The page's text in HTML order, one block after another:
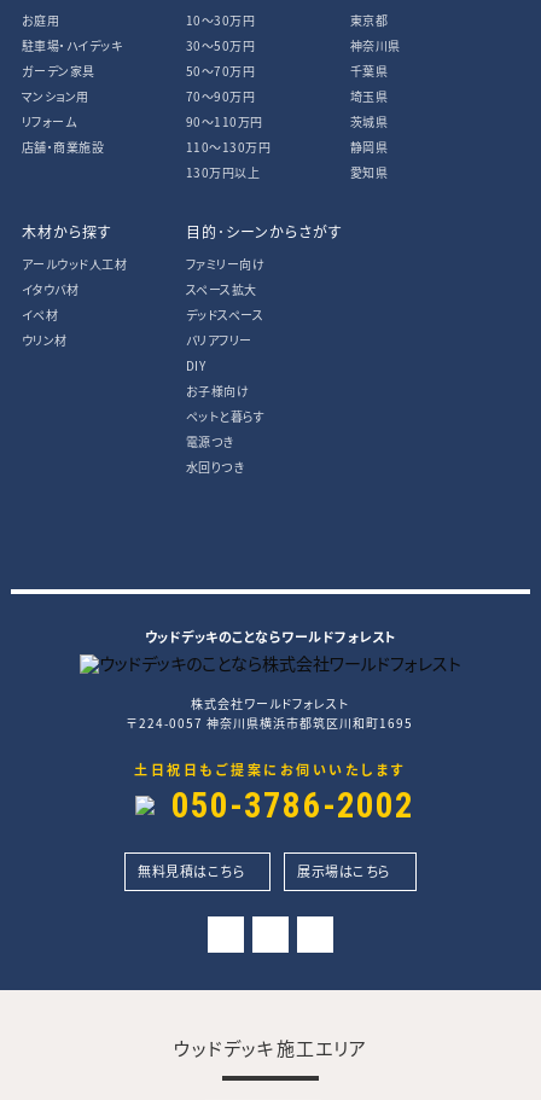
お庭用
駐車場・ハイデッキ
ガーデン家具
マンション用
リフォーム
店舗・商業施設
10〜30万円
30〜50万円
50〜70万円
70〜90万円
90〜110万円
110〜130万円
130万円以上
東京都
神奈川県
千葉県
埼玉県
茨城県
静岡県
愛知県
木材から探す
アールウッド人工材
イタウバ材
イペ材
ウリン材
目的･シーンからさがす
ファミリー向け
スペース拡大
デッドスペース
バリアフリー
DIY
お子様向け
ペットと暮らす
電源つき
水回りつき
ウッドデッキのことならワールドフォレスト
株式会社ワールドフォレスト
〒224-0057 神奈川県横浜市都筑区川和町1695
土日祝日もご提案にお伺いいたします
050-3786-2002
無料見積はこちら 展示場はこちら
ウッドデッキ施工エリア